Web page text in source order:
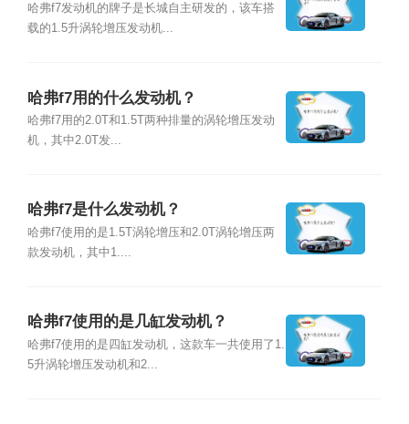
哈弗f7发动机的牌子是长城自主研发的，该车搭
载的1.5升涡轮增压发动机...
哈弗f7用的什么发动机？
哈弗f7用的2.0T和1.5T两种排量的涡轮增压发动
机，其中2.0T发...
哈弗f7是什么发动机？
哈弗f7使用的是1.5T涡轮增压和2.0T涡轮增压两
款发动机，其中1....
哈弗f7使用的是几缸发动机？
哈弗f7使用的是四缸发动机，这款车一共使用了1.
5升涡轮增压发动机和2...